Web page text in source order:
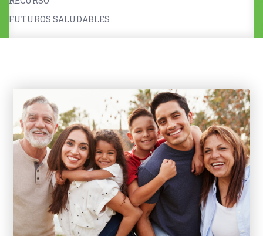
FUTUROS SALUDABLES
Niñas, niños y cuidadores